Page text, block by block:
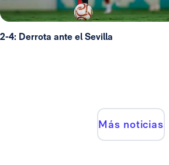
2-4: Derrota ante el Sevilla
Más noticias